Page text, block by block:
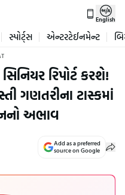
English
સ્પોર્ટ્સ એન્ટરટેઈનમેન્ટ
રિપોર્ટ કરશે!
ગણતરીના ટાસ્કમાં
અભાવ
Add as a preferred
source on Google